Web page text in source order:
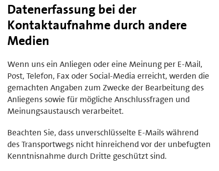
Datenerfassung bei der
Kontaktaufnahme durch andere
Medien
Wenn uns ein Anliegen oder eine Meinung per E-Mail,
Post, Telefon, Fax oder Social-Media erreicht, werden die
gemachten Angaben zum Zwecke der Bearbeitung des
Anliegens sowie für mögliche Anschlussfragen und
Meinungsaustausch verarbeitet.
Beachten Sie, dass unverschlüsselte E-Mails während
des Transportwegs nicht hinreichend vor der unbefugten
Kenntnisnahme durch Dritte geschützt sind.